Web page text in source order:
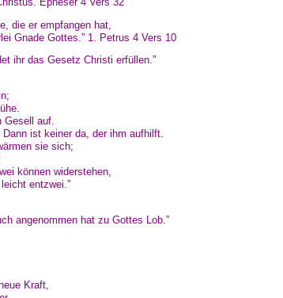
die er empfangen hat,
Gnade Gottes.” 1. Petrus 4 Vers 10
ihr das Gesetz Christi erfüllen.”
Gesell auf.
ist keiner da, der ihm aufhilft.
sie sich;
können widerstehen,
entzwei.”
angenommen hat zu Gottes Lob.”
Kraft,